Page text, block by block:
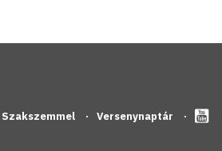
Szakszemmel Versenynaptár